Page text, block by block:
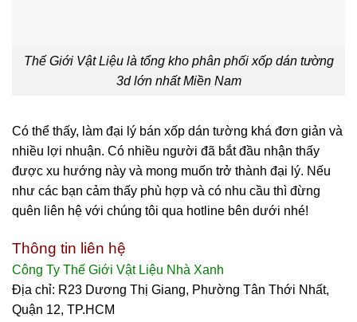
Thế Giới Vật Liệu là tổng kho phân phối xốp dán tường
3d lớn nhất Miền Nam
Có thể thấy, làm đại lý bán xốp dán tường khá đơn giản và
nhiều lợi nhuận. Có nhiều người đã bắt đầu nhận thấy
được xu hướng này và mong muốn trở thành đại lý. Nếu
như các bạn cảm thấy phù hợp và có nhu cầu thì đừng
quên liên hệ với chúng tôi qua hotline bên dưới nhé!
Thông tin liên hệ
Công Ty Thế Giới Vật Liệu Nhà Xanh
Địa chỉ: R23 Dương Thị Giang, Phường Tân Thới Nhất,
Quận 12, TP.HCM